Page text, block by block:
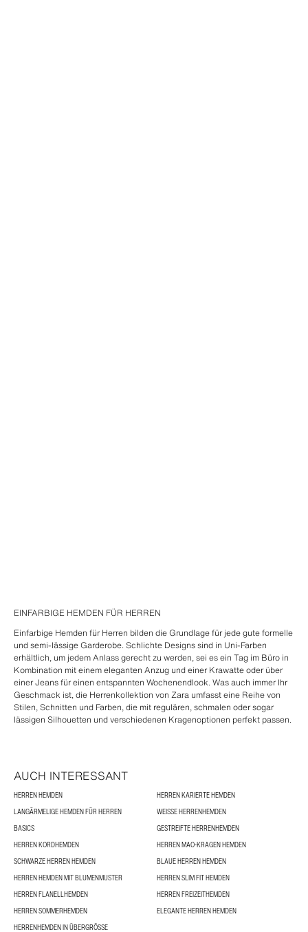
EINFARBIGE HEMDEN FÜR HERREN
Einfarbige Hemden für Herren bilden die Grundlage für jede gute formelle
und semi-lässige Garderobe. Schlichte Designs sind in Uni-Farben
erhältlich, um jedem Anlass gerecht zu werden, sei es ein Tag im Büro in
Kombination mit einem eleganten Anzug und einer Krawatte oder über
einer Jeans für einen entspannten Wochenendlook. Was auch immer Ihr
Geschmack ist, die Herrenkollektion von Zara umfasst eine Reihe von
Stilen, Schnitten und Farben, die mit regulären, schmalen oder sogar
lässigen Silhouetten und verschiedenen Kragenoptionen perfekt passen.
AUCH INTERESSANT
HERREN HEMDEN
HERREN KARIERTE HEMDEN
LANGÄRMELIGE HEMDEN FÜR HERREN
WEISSE HERRENHEMDEN
BASICS
GESTREIFTE HERRENHEMDEN
HERREN KORDHEMDEN
HERREN MAO-KRAGEN HEMDEN
SCHWARZE HERREN HEMDEN
BLAUE HERREN HEMDEN
HERREN HEMDEN MIT BLUMENMUSTER
HERREN SLIM FIT HEMDEN
HERREN FLANELLHEMDEN
HERREN FREIZEITHEMDEN
HERREN SOMMERHEMDEN
ELEGANTE HERREN HEMDEN
HERRENHEMDEN IN ÜBERGRÖSSE